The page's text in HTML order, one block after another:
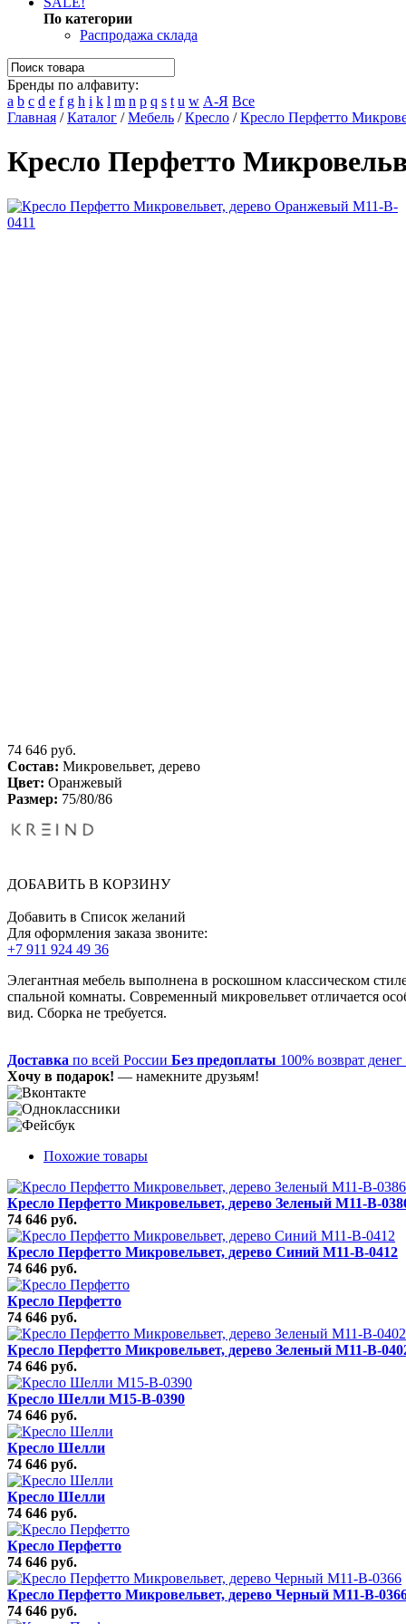
По категории
Распродажа склада
Бренды по алфавиту:
a b c d e f g h i k l m n p q s t u w А-Я Все
Главная /Каталог /Мебель /Кресло /Кресло Перфетто
Кресло Перфетто
74 646 руб.
Состав: Микровельвет, дерево
Цвет: Оранжевый
Размер: 75/80/86
ДОБАВИТЬ В КОРЗИНУ
Добавить в Список желаний
Для оформления заказа звоните:
+7 911 924 49 36
Элегантная мебель выполнена в роскошном классическом
спальной комнаты. Современный микровельвет отличается
вид. Сборка не требуется.
Доставка по всей России Без предоплаты 100% возврат денег
Хочу в подарок! — намекните друзьям!
Похожие товары
Кресло Перфетто Микровельвет, дерево Зеленый M11-B-
74 646 руб.
Кресло Перфетто Микровельвет, дерево Синий M11-B-0412
74 646 руб.
Кресло Перфетто
74 646 руб.
Кресло Перфетто Микровельвет, дерево Зеленый M11-B-
74 646 руб.
Кресло Шелли M15-B-0390
74 646 руб.
Кресло Шелли
74 646 руб.
Кресло Шелли
74 646 руб.
Кресло Перфетто
74 646 руб.
Кресло Перфетто Микровельвет, дерево Черный M11-B-
74 646 руб.